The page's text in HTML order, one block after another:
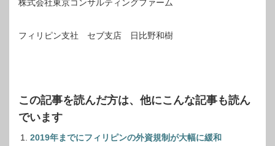
株式会社東京コンサルティングファーム
フィリピン支社 セブ支店 日比野和樹
この記事を読んだ方は、他にこんな記事も読ん
でいます
2019年までにフィリピンの外資規制が大幅に緩和